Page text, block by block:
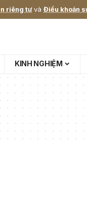
riêng tưvà Điều khoản
KINH NGHIỆM